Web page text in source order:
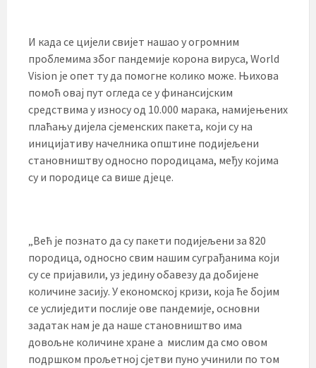
И када се цијели свијет нашао у огромним
проблемима због пандемије корона вируса, World
Vision је опет ту да помогне колико може. Њихова
помоћ овај пут огледа се у финансијским
средствима у износу од 10.000 марака, намијењених
плаћању дијела сјеменских пакета, који су на
иницијативу начелника општине подијељени
становништву односно породицама, међу којима
су и породице са више дјеце.
„Већ је познато да су пакети подијељени за 820
породица, односно свим нашим суграђанима који
су се пријавили, уз једину обавезу да добијене
количине засију. У економској кризи, која ће бојим
се услиједити послије ове пандемије, основни
задатак нам је да наше становништво има
довољне количине хране а мислим да смо овом
подршком прољетној сјетви пуно учинили по том